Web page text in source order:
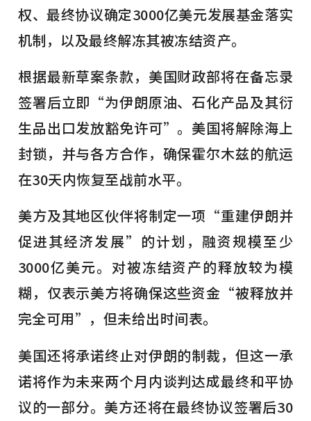
权、最终协议确定3000亿美元发展基金落实
机制，以及最终解冻其被冻结资产。
根据最新草案条款，美国财政部将在备忘录
签署后立即“为伊朗原油、石化产品及其衍
生品出口发放豁免许可”。美国将解除海上
封锁，并与各方合作，确保霍尔木兹的航运
在30天内恢复至战前水平。
美方及其地区伙伴将制定一项“重建伊朗并
促进其经济发展”的计划，融资规模至少
3000亿美元。对被冻结资产的释放较为模
糊，仅表示美方将确保这些资金“被释放并
完全可用”，但未给出时间表。
美国还将承诺终止对伊朗的制裁，但这一承
诺将作为未来两个月内谈判达成最终和平协
议的一部分。美方还将在最终协议签署后30